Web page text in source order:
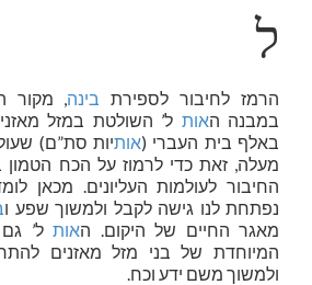
ל
הרמז לחיבור לספירת בינה, מקור
במבנה האות ל’ השולטת במזל
באלף בית העברי (אותיות סת”ם)
מעלה, זאת כדי לרמוז על הכח הטמון
החיבור לעולמות העליונים. מכאן
נפתחת לנו גישה לקבל ולמשוך שפע ו
מאגר החיים של היקום. האותל’ גם
המיוחדת של בני מזל מאזנים
ולמשוך משם ידע וכח.